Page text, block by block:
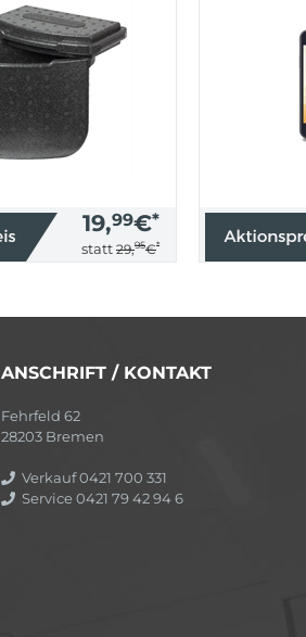
19,99€*
statt 29,95€*
ANSCHRIFT / KONTAKT
Fehrfeld 62
28203 Bremen
Verkauf 0421 700 331
Service 0421 79 42 94 6